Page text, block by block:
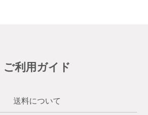
ご利用ガイド
送料について